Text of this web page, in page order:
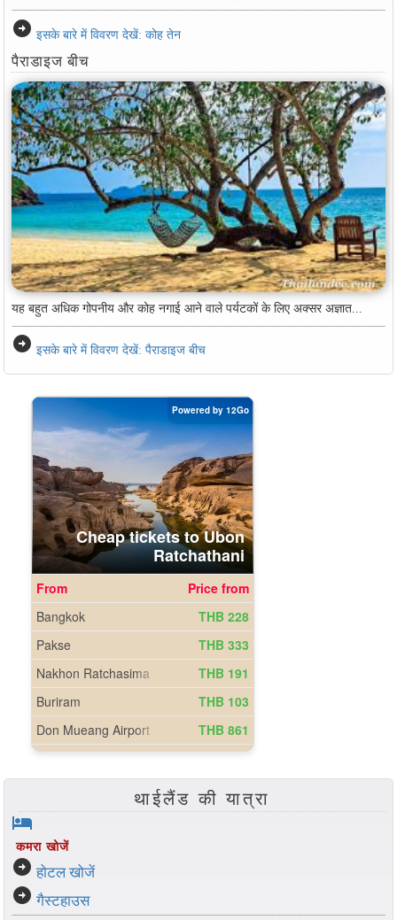
arrow_circle_right इसके बारे में विवरण देखें: कोह तेन
पैराडाइज बीच
यह बहुत अधिक गोपनीय और कोह नगाई आने वाले पर्यटकों के लिए अक्सर अज्ञात...
arrow_circle_right इसके बारे में विवरण देखें: पैराडाइज बीच
थाईलैंड की यात्रा
hotel
कमरा खोजें
arrow_circle_right होटल खोजें
arrow_circle_right गैस्टहाउस